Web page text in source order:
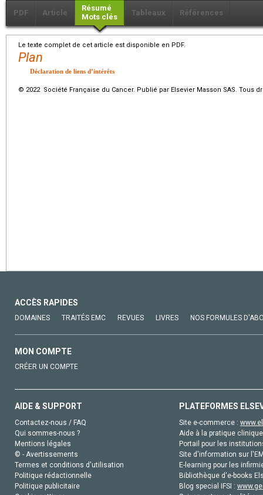
PDF Article
Résumé
Mots clés
Tableaux Références
Le texte complet de cet article est disponible en PDF.
Plan
Déclaration de liens d’intérêts
© 2022 Société Française du Cancer. Publié par Elsevier Masson SAS. Tous
ACCÈS RAPIDES
DOMAINES TRAITÉS EMC REVUES LIVRES NOS FORMULES
MON COMPTE
CRÉER UN COMPTE
AIDE & SUPPORT
Contactez-nous / FAQ
Qui sommes-nous ?
Mentions légales
© - Avertissements
Termes et conditions d'utilisation
Politique rédactionnelle
Politique publicitaire
PLATEFORMES
Site e-commerce :
Aide à la pratique
Portail pour les
Site d'information sur
E-learning pour les
Bibliothèque d'e-books
Blog special IFSI :